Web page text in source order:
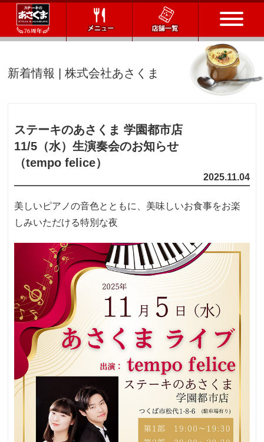
メニュー
会社情報
会社概要
IR情報
お問い合わせ
採用情報
採用トップ
新卒採用
中途採用
新着情報 | 株式会社あさくま
ステーキのあさくま 学園都市店
11/5（水）生演奏会のお知らせ
（tempo felice）
2025.11.04
美しいピアノの音色とともに、美味しいお食事をお楽
しみいただける特別な夜